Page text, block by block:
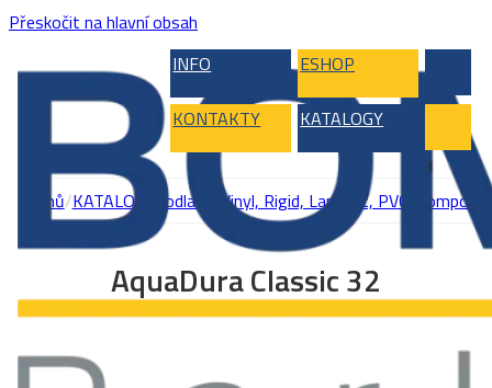
Přeskočit na hlavní obsah
INFO
ESHOP
KONTAKTY KATALOGY
Domů/KATALOG Podlahy Vinyl, Rigid, Laminát, PVC
AquaDura Classic 32